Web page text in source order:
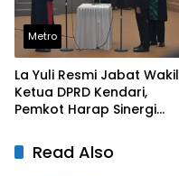
Metro
La Yuli Resmi Jabat Wakil
Ketua DPRD Kendari,
Pemkot Harap Sinergi
SolidRead Also